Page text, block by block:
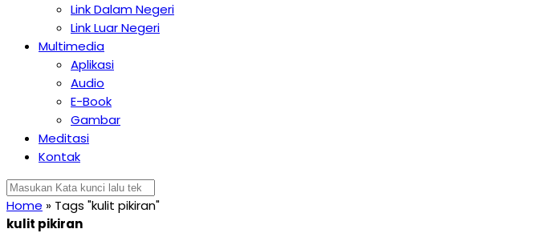
Link Dalam Negeri
Link Luar Negeri
Multimedia
Aplikasi
Audio
E-Book
Gambar
Meditasi
Kontak
Home » Tags "kulit pikiran"
kulit pikiran